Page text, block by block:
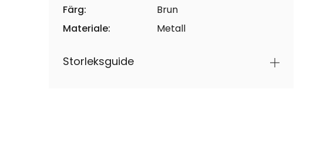
Färg:
Brun
Materiale:
Metall
Storleksguide